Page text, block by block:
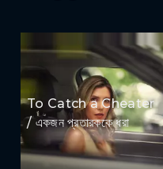
To Catch a Cheater
/ একজন প্রতারককে ধরা